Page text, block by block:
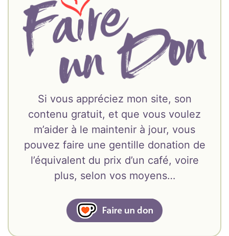
Si vous appréciez mon site, son
contenu gratuit, et que vous voulez
m’aider à le maintenir à jour, vous
pouvez faire une gentille donation de
l’équivalent du prix d’un café, voire
plus, selon vos moyens…